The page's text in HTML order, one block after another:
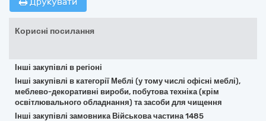
Корисні посилання
Інші закупівлі в регіоні
Інші закупівлі в категорії Меблі (у тому числі офісні меблі),
меблево-декоративні вироби, побутова техніка (крім
освітлювального обладнання) та засоби для чищення
Інші закупівлі замовника Військова частина 1485